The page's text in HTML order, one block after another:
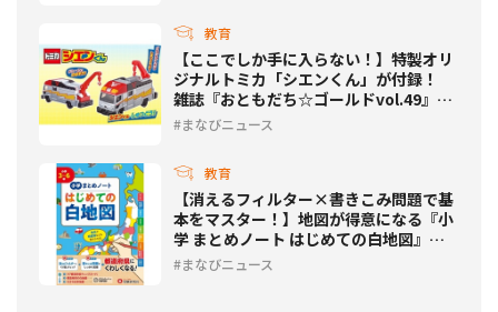
教育
【ここでしか手に入らない！】特製オリ
ジナルトミカ「シエンくん」が付録！
雑誌『おともだち☆ゴールドvol.49』発
売まなびニュース
教育
【消えるフィルター×書きこみ問題で基
本をマスター！】地図が得意になる『小
学 まとめノート はじめての白地図』が
新登場！
まなびニュース